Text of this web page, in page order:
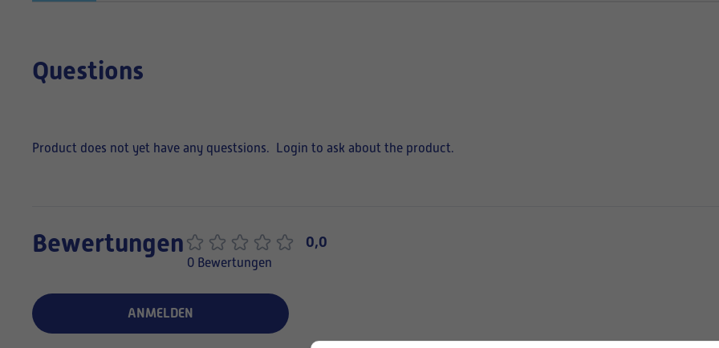
Questions
Product does not yet have any questsions. Login to ask about the product.
Bewertungen 0,0
0 Bewertungen
ANMELDEN